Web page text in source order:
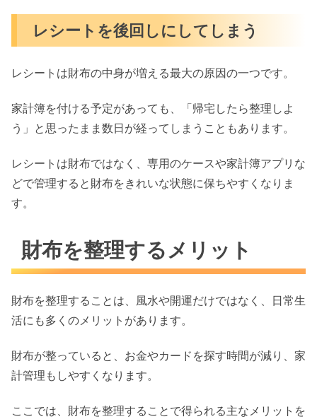
レシートを後回しにしてしまう
レシートは財布の中身が増える最大の原因の一つです。
家計簿を付ける予定があっても、「帰宅したら整理しよ
う」と思ったまま数日が経ってしまうこともあります。
レシートは財布ではなく、専用のケースや家計簿アプリな
どで管理すると財布をきれいな状態に保ちやすくなりま
す。
財布を整理するメリット
財布を整理することは、風水や開運だけではなく、日常生
活にも多くのメリットがあります。
財布が整っていると、お金やカードを探す時間が減り、家
計管理もしやすくなります。
ここでは、財布を整理することで得られる主なメリットを